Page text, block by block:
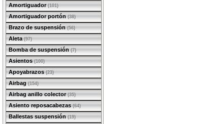
Amortiguador (101)
Amortiguador portón (38)
Brazo de suspensión (56)
Aleta (97)
Bomba de suspensión (7)
Asientos (100)
Apoyabrazos (23)
Airbag (154)
Airbag anillo colector (35)
Asiento reposacabezas (64)
Ballestas suspensión (19)